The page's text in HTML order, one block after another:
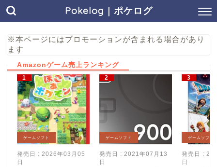
Pokelog｜ポケログ
※本ページにはプロモーションが含まれる場合があり
ます
Amazonゲーム売上ランキング
ゲームソフト
発売日 : 2026年03月05
日
ゲームソフト
発売日 : 2021年07月13
日
ゲームソフト
発売日 :
日